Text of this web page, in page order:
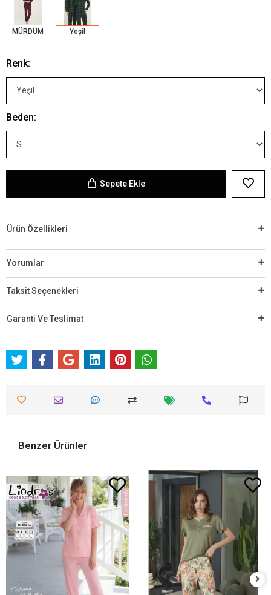
MÜRDÜM Yeşil
Renk:
Beden:
Sepete Ekle
Ürün Özellikleri
Yorumlar
Taksit Seçenekleri
Garanti Ve Teslimat
Benzer Ürünler